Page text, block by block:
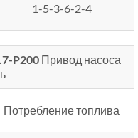
1-5-3-6-2-4
P200 Привод насоса
Потребление топлива